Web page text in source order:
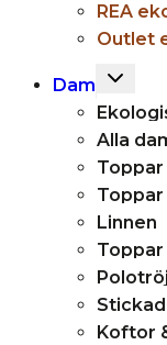
REA
Outlet
Dam
Toggle
menu
Alla
Linnen
Koftor